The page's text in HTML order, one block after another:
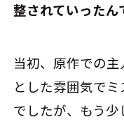
整されていったん
当初、原作での
とした雰囲気で
でしたが、もう